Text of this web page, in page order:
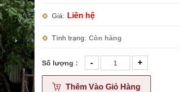
Giá Liên hệ
Tình trạng Còn hàng
Số lượng : - +
Thêm Vào Giỏ Hàng